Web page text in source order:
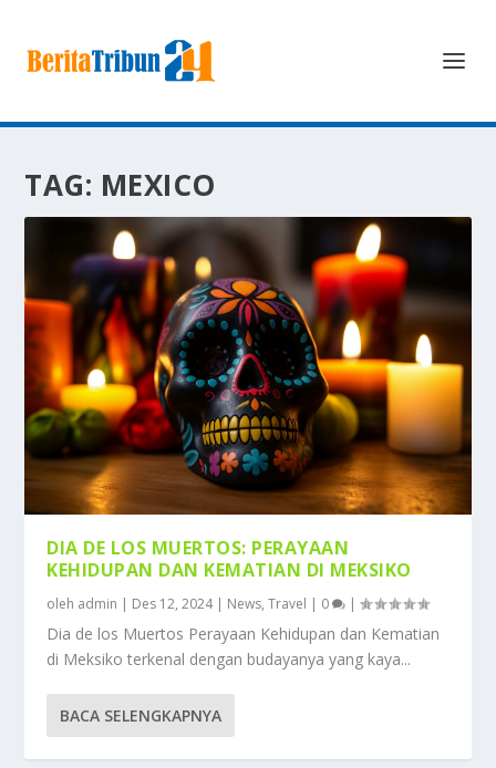
TAG: MEXICO
DIA DE LOS MUERTOS: PERAYAAN
KEHIDUPAN DAN KEMATIAN DI MEKSIKO
oleh admin | Des 12, 2024| News,Travel | 0 |
Dia de los Muertos Perayaan Kehidupan dan Kematian
di Meksiko terkenal dengan budayanya yang kaya...
BACA SELENGKAPNYA